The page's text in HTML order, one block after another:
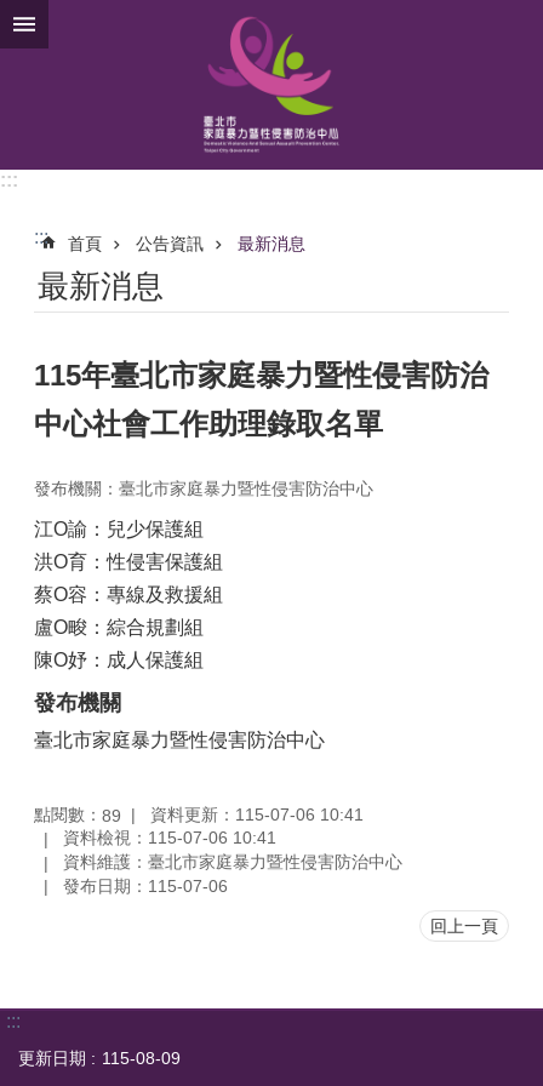
跳到主要內容區塊
:::
::: 首頁 公告資訊 最新消息
最新消息
115年臺北市家庭暴力暨性侵害防治
中心社會工作助理錄取名單
發布機關：臺北市家庭暴力暨性侵害防治中心
江O諭：兒少保護組
洪O育：性侵害保護組
蔡O容：專線及救援組
盧O畯：綜合規劃組
陳O妤：成人保護組
發布機關
臺北市家庭暴力暨性侵害防治中心
點閱數： 89
資料更新：115-07-06 10:41
資料檢視：115-07-06 10:41
資料維護：臺北市家庭暴力暨性侵害防治中心
發布日期：115-07-06
回上一頁
:::
更新日期
115-08-09